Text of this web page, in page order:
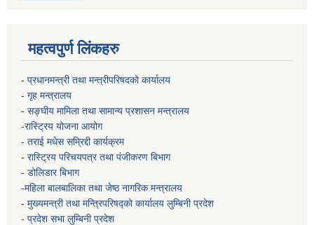
महत्वपुर्ण लिंकहरु
- प्रधानमन्त्री तथा मन्त्रीपरिषदको कार्यालय
- गृह मन्त्रालय
- सङ्घीय मामिला तथा सामान्य प्रशासन मन्त्रालय
-रास्ट्रिय योजना आयोग
- तराई मधेस सम्रिद्दी कार्यक्रम
- रास्ट्रिय परिचयपत्र तथा पंजीकरण बिभाग
- डोलिडार बिभाग
-महिला बालबालिका तथा जेष्ठ नागरिक मन्त्रालय
- मुख्यमन्त्री तथा मन्त्रिपरिषद्को कार्यालय लुम्बिनी प्रदेश
- प्रदेश सभा लुम्बिनी प्रदेश